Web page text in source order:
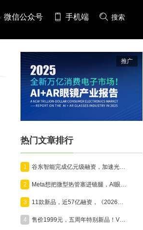
微信公众号 手机端 搜索
推广
热门文章排行
1
2
3
4